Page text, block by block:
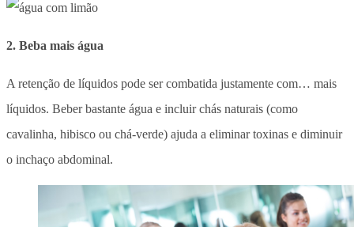
2. Beba mais água
A retenção de líquidos pode ser combatida justamente com… mais
líquidos. Beber bastante água e incluir chás naturais (como
cavalinha, hibisco ou chá-verde) ajuda a eliminar toxinas e diminuir
o inchaço abdominal.